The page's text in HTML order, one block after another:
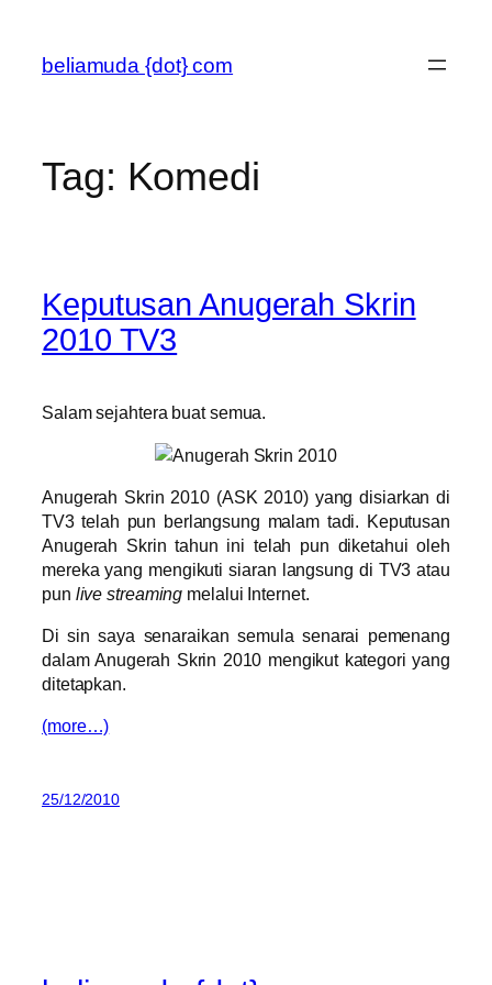
content
beliamuda {dot} com
Tag: Komedi
Keputusan Anugerah Skrin
2010 TV3
Salam sejahtera buat semua.
Anugerah Skrin 2010 (ASK 2010) yang disiarkan di
TV3 telah pun berlangsung malam tadi. Keputusan
Anugerah Skrin tahun ini telah pun diketahui oleh
mereka yang mengikuti siaran langsung di TV3 atau
pun live streaming melalui Internet.
Di sin saya senaraikan semula senarai pemenang
dalam Anugerah Skrin 2010 mengikut kategori yang
ditetapkan.
(more…)
25/12/2010